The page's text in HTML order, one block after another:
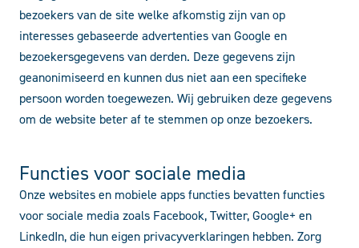
bezoekers van de site welke afkomstig zijn van op
interesses gebaseerde advertenties van Google en
bezoekersgegevens van derden. Deze gegevens zijn
geanonimiseerd en kunnen dus niet aan een specifieke
persoon worden toegewezen. Wij gebruiken deze gegevens
om de website beter af te stemmen op onze bezoekers.
Functies voor sociale media
Onze websites en mobiele apps functies bevatten functies
voor sociale media zoals Facebook, Twitter, Google+ en
LinkedIn, die hun eigen privacyverklaringen hebben. Zorg